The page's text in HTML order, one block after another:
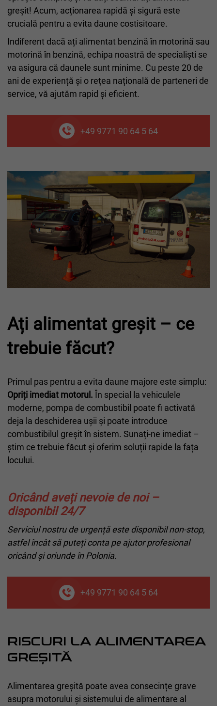
greșit! Acum, acționarea rapidă și sigură este
crucială pentru a evita daune costisitoare.
Indiferent dacă ați alimentat benzină în motorină sau
motorină în benzină, echipa noastră de specialiști se
va asigura că daunele sunt minime. Cu peste 20 de
ani de experiență și o rețea națională de parteneri de
service, vă ajutăm rapid și eficient.
+49 9771 90 64 5 64
Ați alimentat greșit – ce
trebuie făcut?
Primul pas pentru a evita daune majore este simplu:
Opriți imediat motorul. În special la vehiculele
moderne, pompa de combustibil poate fi activată
deja la deschiderea ușii și poate introduce
combustibilul greșit în sistem. Sunați-ne imediat –
știm ce trebuie făcut și oferim soluții rapide la fața
locului.
Oricând aveți nevoie de noi –
disponibil 24/7
Serviciul nostru de urgență este disponibil non-stop,
astfel încât să puteți conta pe ajutor profesional
oricând și oriunde în Polonia.
+49 9771 90 64 5 64
RISCURI LA ALIMENTAREA
GREȘITĂ
Alimentarea greșită poate avea consecințe grave
asupra motorului și sistemului de alimentare al